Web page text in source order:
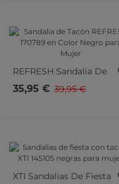
-
REFRESH Sandalia De
Tacón REFRESH 170789
En Color Negro Para
35,95 € 39,95 €
-
XTI Sandalias De Fiesta